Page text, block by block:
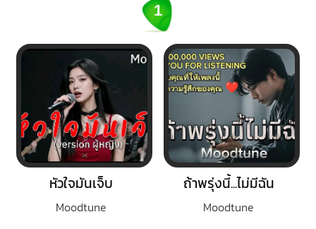
1
หัวใจมันเจ็บ
Moodtune
ถ้าพรุ่งนี้...ไม่มีฉัน
Moodtune